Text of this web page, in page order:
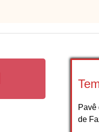
Pavê
de